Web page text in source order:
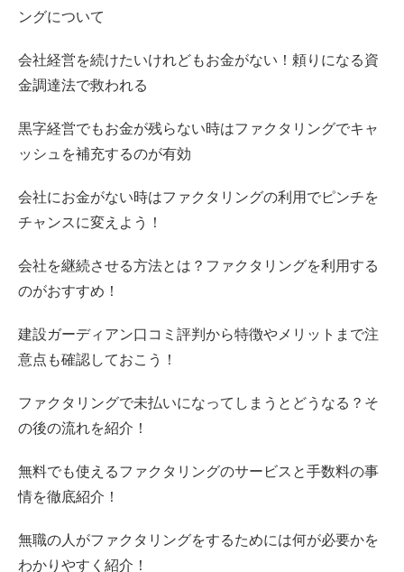
ングについて
会社経営を続けたいけれどもお金がない！頼りになる資
金調達法で救われる
黒字経営でもお金が残らない時はファクタリングでキャ
ッシュを補充するのが有効
会社にお金がない時はファクタリングの利用でピンチを
チャンスに変えよう！
会社を継続させる方法とは？ファクタリングを利用する
のがおすすめ！
建設ガーディアン口コミ評判から特徴やメリットまで注
意点も確認しておこう！
ファクタリングで未払いになってしまうとどうなる？そ
の後の流れを紹介！
無料でも使えるファクタリングのサービスと手数料の事
情を徹底紹介！
無職の人がファクタリングをするためには何が必要かを
わかりやすく紹介！